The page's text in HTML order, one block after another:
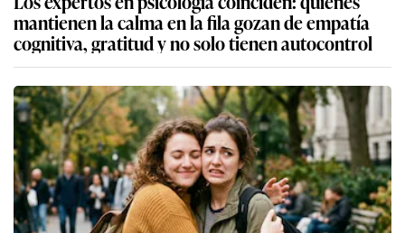
mantienen la calma en la fila gozan de empatía
cognitiva, gratitud y no solo tienen autocontrol